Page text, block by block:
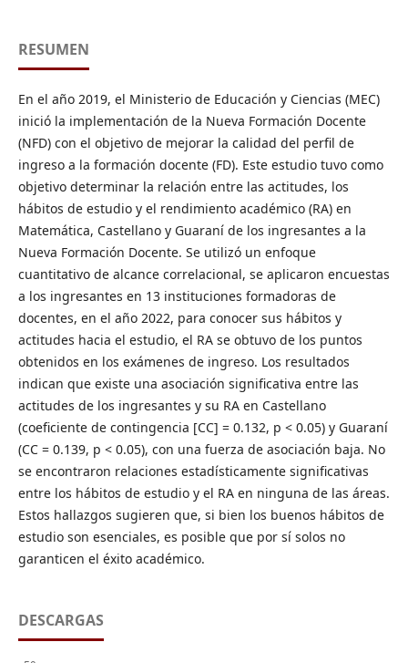
RESUMEN
En el año 2019, el Ministerio de Educación y Ciencias (MEC)
inició la implementación de la Nueva Formación Docente
(NFD) con el objetivo de mejorar la calidad del perfil de
ingreso a la formación docente (FD). Este estudio tuvo como
objetivo determinar la relación entre las actitudes, los
hábitos de estudio y el rendimiento académico (RA) en
Matemática, Castellano y Guaraní de los ingresantes a la
Nueva Formación Docente. Se utilizó un enfoque
cuantitativo de alcance correlacional, se aplicaron encuestas
a los ingresantes en 13 instituciones formadoras de
docentes, en el año 2022, para conocer sus hábitos y
actitudes hacia el estudio, el RA se obtuvo de los puntos
obtenidos en los exámenes de ingreso. Los resultados
indican que existe una asociación significativa entre las
actitudes de los ingresantes y su RA en Castellano
(coeficiente de contingencia [CC] = 0.132, p < 0.05) y Guaraní
(CC = 0.139, p < 0.05), con una fuerza de asociación baja. No
se encontraron relaciones estadísticamente significativas
entre los hábitos de estudio y el RA en ninguna de las áreas.
Estos hallazgos sugieren que, si bien los buenos hábitos de
estudio son esenciales, es posible que por sí solos no
garanticen el éxito académico.
DESCARGAS